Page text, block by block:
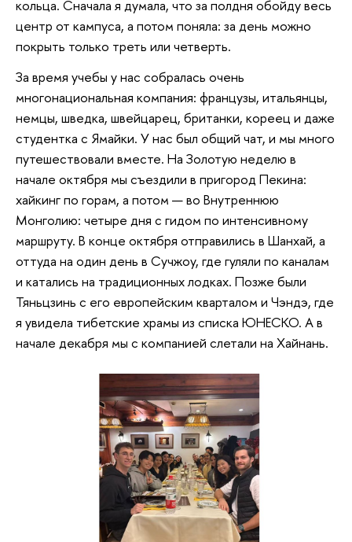
кольца. Сначала я думала, что за полдня обойду весь
центр от кампуса, а потом поняла: за день можно
покрыть только треть или четверть.
За время учебы у нас собралась очень
многонациональная компания: французы, итальянцы,
немцы, шведка, швейцарец, британки, кореец и даже
студентка с Ямайки. У нас был общий чат, и мы много
путешествовали вместе. На Золотую неделю в
начале октября мы съездили в пригород Пекина:
хайкинг по горам, а потом — во Внутреннюю
Монголию: четыре дня с гидом по интенсивному
маршруту. В конце октября отправились в Шанхай, а
оттуда на один день в Сучжоу, где гуляли по каналам
и катались на традиционных лодках. Позже были
Тяньцзинь с его европейским кварталом и Чэндэ, где
я увидела тибетские храмы из списка ЮНЕСКО. А в
начале декабря мы с компанией слетали на Хайнань.